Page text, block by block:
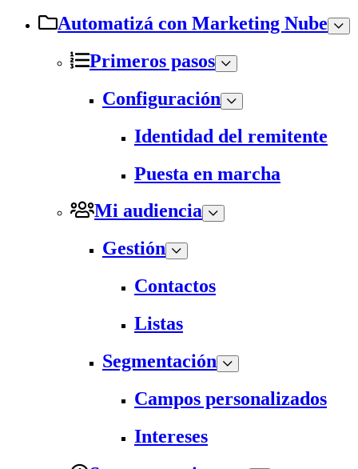
Automatizá con Marketing Nube
Primeros pasos
Configuración
Identidad del remitente
Puesta en marcha
Mi audiencia
Gestión
Contactos
Listas
Segmentación
Campos personalizados
Intereses